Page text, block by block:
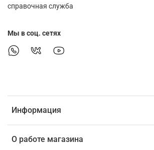
Информация
О работе магазина
справочная служба
Мы в соц. сетях